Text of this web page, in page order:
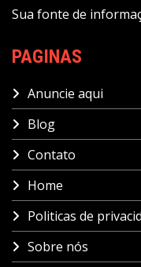
Sua fonte de
PAGINAS
Anuncie aqui
Blog
Contato
Home
Politicas de
Sobre nós